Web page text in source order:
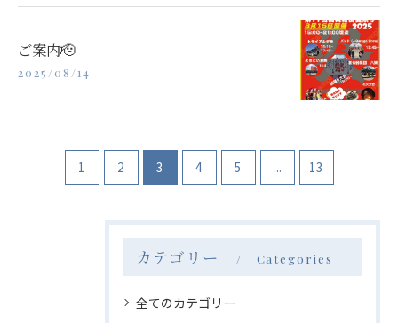
ご案内🫡
2025/08/14
1 2 3 4 5 ... 13
カテゴリー Categories
全てのカテゴリー